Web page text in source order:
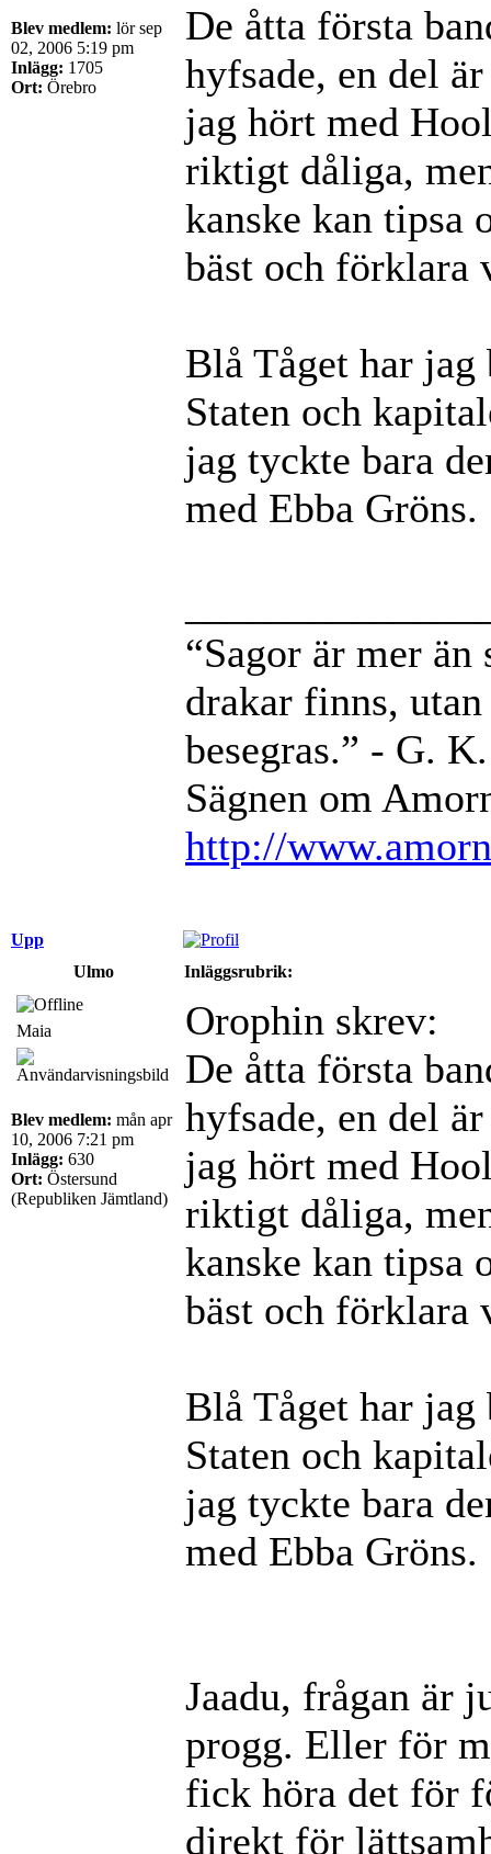
Blev medlem: lör sep
02, 2006 5:19 pm
Inlägg: 1705
Ort: Örebro
De åtta första
hyfsade, en del
jag hört med
riktigt dåliga,
kanske kan tipsa
bäst och förklara
Blå Tåget har
Staten och
jag tyckte bara
med Ebba Gröns.
“Sagor är mer
drakar finns,
besegras.” - G.
Sägnen om
http://
Upp
Ulmo
Inläggsrubrik:
Maia
Blev medlem: mån apr
10, 2006 7:21 pm
Inlägg: 630
Ort: Östersund
(Republiken Jämtland)
Orophin skrev:
De åtta första
hyfsade, en del
jag hört med
riktigt dåliga,
kanske kan tipsa
bäst och förklara
Blå Tåget har
Staten och
jag tyckte bara
med Ebba Gröns.
Jaadu, frågan är
progg. Eller för
fick höra det för
direkt för